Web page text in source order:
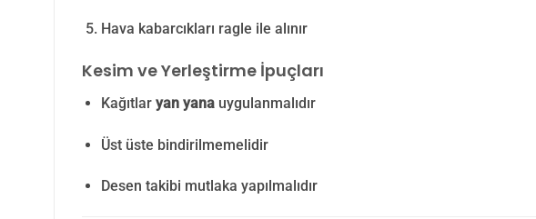
Hava kabarcıkları ragle ile alınır
Kesim ve Yerleştirme İpuçları
Kağıtlar yan yanauygulanmalıdır
Üst üste bindirilmemelidir
Desen takibi mutlaka yapılmalıdır